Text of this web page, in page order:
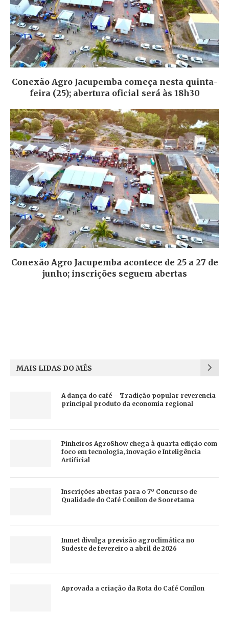
Conexão Agro Jacupemba começa nesta quinta-
feira (25); abertura oficial será às 18h30
Conexão Agro Jacupemba acontece de 25 a 27 de
junho; inscrições seguem abertas
MAIS LIDAS DO MÊS
A dança do café – Tradição popular reverencia
principal produto da economia regional
Pinheiros AgroShow chega à quarta edição com
foco em tecnologia, inovação e Inteligência
Artificial
Inscrições abertas para o 7º Concurso de
Qualidade do Café Conilon de Sooretama
Inmet divulga previsão agroclimática no
Sudeste de fevereiro a abril de 2026
Aprovada a criação da Rota do Café Conilon